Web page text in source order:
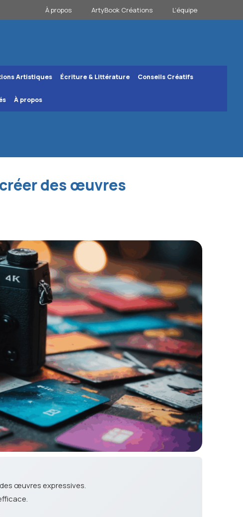
À propos ArtyBook Créations L’équipe
Artistiques Écriture & Littérature Conseils Créatifs
À propos
des œuvres
œuvres expressives.